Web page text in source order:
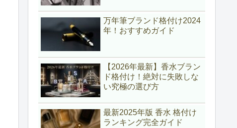
万年筆ブランド格付け2024
年！おすすめガイド
【2026年最新】香水ブラン
ド格付け！絶対に失敗しな
い究極の選び方
最新2025年版 香水 格付け
ランキング完全ガイド